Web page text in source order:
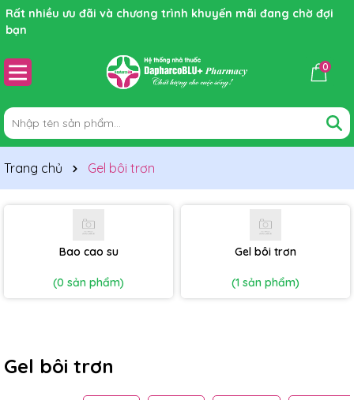
Rất nhiều ưu đãi và chương trình khuyến mãi đang chờ đợi
bạn
0
Trang chủ Gel bôi trơn
Bao cao su
(0 sản phẩm)
Gel bôi trơn
(1 sản phẩm)
Gel bôi trơn